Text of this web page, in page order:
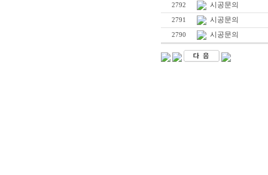
2792 시공문의
2791 시공문의
2790 시공문의